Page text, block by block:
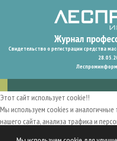
Свидетельство о регистрации средства
Этот сайт использует cookie!!
Мы используем cookies и
нашего сайта, анализа трафика и